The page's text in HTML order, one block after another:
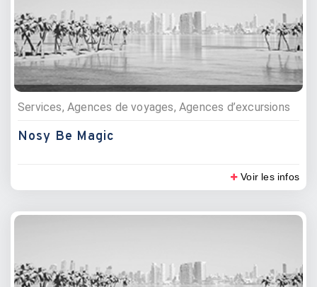
Services, Agences de voyages, Agences d’excursions
Nosy Be Magic
Voir les infos